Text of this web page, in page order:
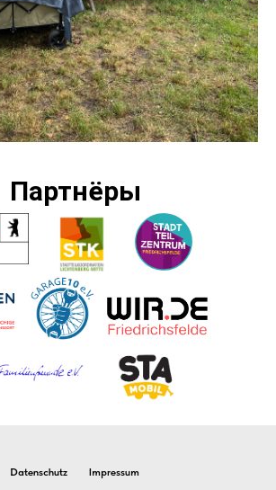
Партнёры
Datenschutz Impressum